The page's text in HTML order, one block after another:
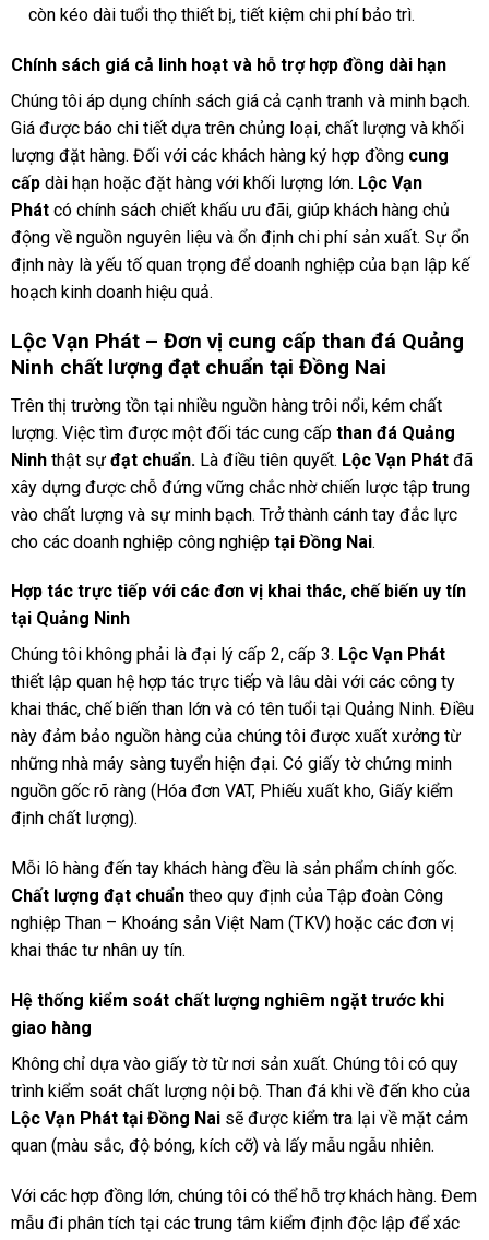
còn kéo dài tuổi thọ thiết bị, tiết kiệm chi phí bảo trì.
Chính sách giá cả linh hoạt và hỗ trợ hợp đồng dài hạn
Chúng tôi áp dụng chính sách giá cả cạnh tranh và minh bạch.
Giá được báo chi tiết dựa trên chủng loại, chất lượng và khối
lượng đặt hàng. Đối với các khách hàng ký hợp đồng cung
cấpdài hạn hoặc đặt hàng với khối lượng lớn. Lộc Vạn
Phátcó chính sách chiết khấu ưu đãi, giúp khách hàng chủ
động về nguồn nguyên liệu và ổn định chi phí sản xuất. Sự ổn
định này là yếu tố quan trọng để doanh nghiệp của bạn lập kế
hoạch kinh doanh hiệu quả.
Lộc Vạn Phát – Đơn vị cung cấp than đá Quảng
Ninh chất lượng đạt chuẩn tại Đồng Nai
Trên thị trường tồn tại nhiều nguồn hàng trôi nổi, kém chất
lượng. Việc tìm được một đối tác cung cấp than đá Quảng
Ninhthật sự đạt chuẩn. Là điều tiên quyết. Lộc Vạn Phátđã
xây dựng được chỗ đứng vững chắc nhờ chiến lược tập trung
vào chất lượng và sự minh bạch. Trở thành cánh tay đắc lực
cho các doanh nghiệp công nghiệp tại Đồng Nai.
Hợp tác trực tiếp với các đơn vị khai thác, chế biến uy tín
tại Quảng Ninh
Chúng tôi không phải là đại lý cấp 2, cấp 3. Lộc Vạn Phát
thiết lập quan hệ hợp tác trực tiếp và lâu dài với các công ty
khai thác, chế biến than lớn và có tên tuổi tại Quảng Ninh. Điều
này đảm bảo nguồn hàng của chúng tôi được xuất xưởng từ
những nhà máy sàng tuyển hiện đại. Có giấy tờ chứng minh
nguồn gốc rõ ràng (Hóa đơn VAT, Phiếu xuất kho, Giấy kiểm
định chất lượng).
Mỗi lô hàng đến tay khách hàng đều là sản phẩm chính gốc.
Chất lượng đạt chuẩntheo quy định của Tập đoàn Công
nghiệp Than – Khoáng sản Việt Nam (TKV) hoặc các đơn vị
khai thác tư nhân uy tín.
Hệ thống kiểm soát chất lượng nghiêm ngặt trước khi
giao hàng
Không chỉ dựa vào giấy tờ từ nơi sản xuất. Chúng tôi có quy
trình kiểm soát chất lượng nội bộ. Than đá khi về đến kho của
Lộc Vạn Phát tại Đồng Naisẽ được kiểm tra lại về mặt cảm
quan (màu sắc, độ bóng, kích cỡ) và lấy mẫu ngẫu nhiên.
Với các hợp đồng lớn, chúng tôi có thể hỗ trợ khách hàng. Đem
mẫu đi phân tích tại các trung tâm kiểm định độc lập để xác